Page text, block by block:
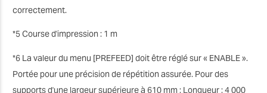
correctement.
*5 Course d'impression : 1 m
*6 La valeur du menu [PREFEED] doit être réglé sur « ENABLE ».
Portée pour une précision de répétition assurée. Pour des
supports d'une largeur supérieure à 610 mm : Longueur : 4 000